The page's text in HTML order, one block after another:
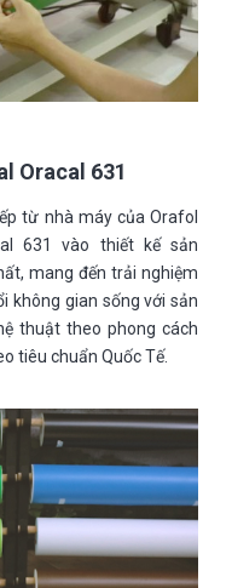
Oracal 631
từ nhà máy của Orafol
631 vào thiết kế sản
mang đến trải nghiệm
không gian sống với sản
thuật theo phong cách
tiêu chuẩn Quốc Tế.